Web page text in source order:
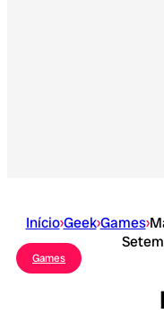
Início›Geek›Games›
Games